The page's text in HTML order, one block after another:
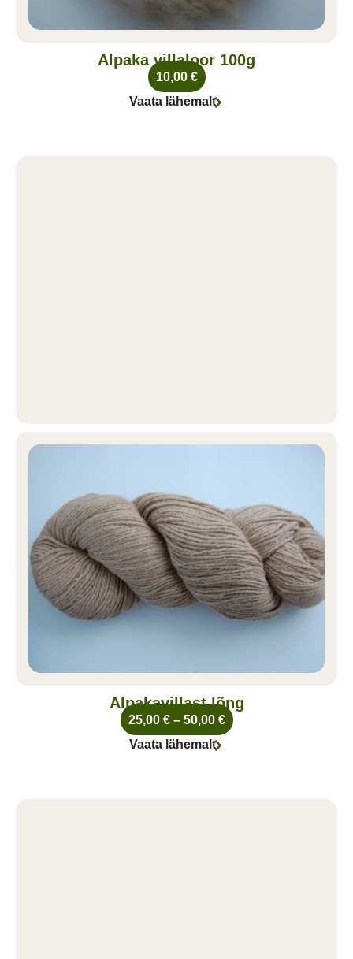
Alpaka villaloor 100g
10,00 €
Vaata lähemalt
Alpakavillast lõng
25,00 € – 50,00 €
Vaata lähemalt